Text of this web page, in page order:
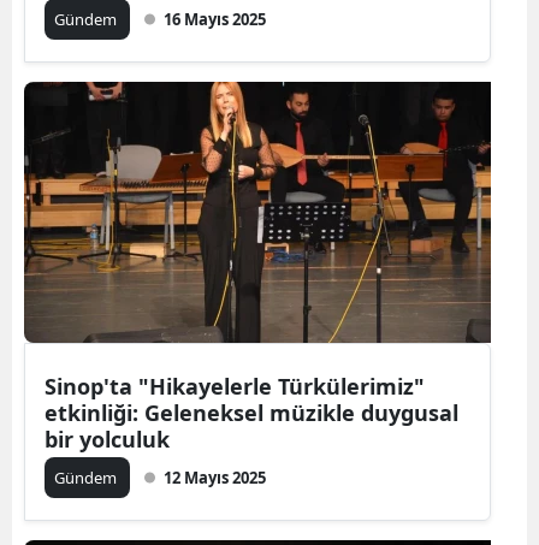
Gündem 16 Mayıs 2025
Sinop'ta "Hikayelerle Türkülerimiz"
etkinliği: Geleneksel müzikle duygusal
bir yolculuk
Gündem 12 Mayıs 2025